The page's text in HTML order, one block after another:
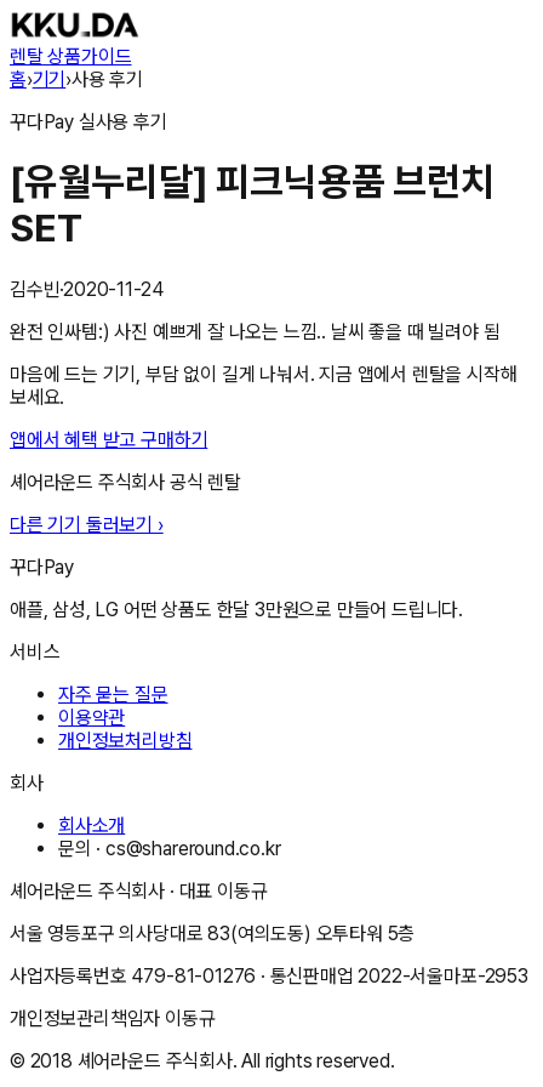
렌탈 상품가이드
홈›기기›사용 후기
꾸다Pay 실사용 후기
[유월누리달] 피크닉용품 브런치
SET
김수빈·2020-11-24
완전 인싸템:) 사진 예쁘게 잘 나오는 느낌.. 날씨 좋을 때 빌려야 됨
마음에 드는 기기, 부담 없이 길게 나눠서. 지금 앱에서 렌탈을 시작해
보세요.
앱에서 혜택 받고 구매하기
셰어라운드 주식회사 공식 렌탈
다른 기기 둘러보기 ›
꾸다Pay
애플, 삼성, LG 어떤 상품도 한달 3만원으로 만들어 드립니다.
서비스
자주 묻는 질문
이용약관
개인정보처리방침
회사
회사소개
문의 ·cs@shareround.co.kr
셰어라운드 주식회사 · 대표 이동규
서울 영등포구 의사당대로 83(여의도동) 오투타워 5층
사업자등록번호 479-81-01276 · 통신판매업2022-서울마포-2953
개인정보관리책임자 이동규
© 2018 셰어라운드 주식회사. All rights reserved.